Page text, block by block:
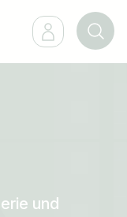
und